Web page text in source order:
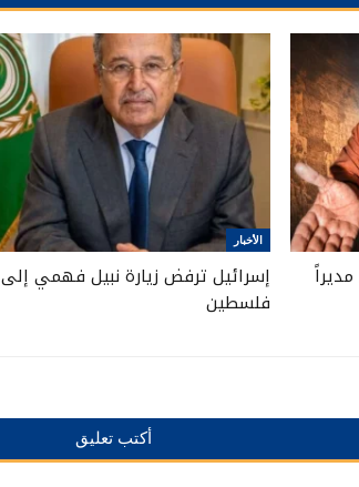
الأخبار
إسرائيل ترفض زيارة نبيل فهمي إلى
فلسطين
أكتب تعليق